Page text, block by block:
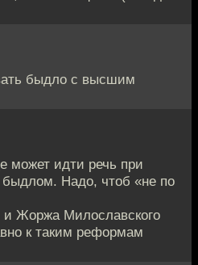
быдло с высшим
может идти речь при
быдлом. Надо, чтоб «не по
Жоржа Милославского
к таким реформам